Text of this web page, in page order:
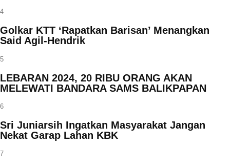
4
Golkar KTT ‘Rapatkan Barisan’ Menangkan
Said Agil-Hendrik
5
LEBARAN 2024, 20 RIBU ORANG AKAN
MELEWATI BANDARA SAMS BALIKPAPAN
6
Sri Juniarsih Ingatkan Masyarakat Jangan
Nekat Garap Lahan KBK
7